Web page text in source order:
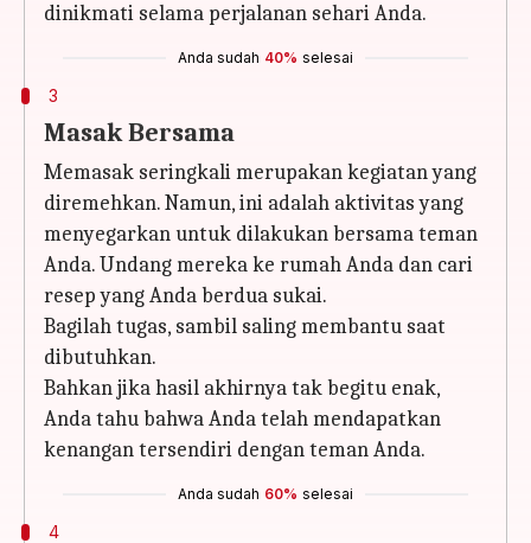
dinikmati selama perjalanan sehari Anda.
Anda sudah 40% selesai
3
Masak Bersama
Memasak seringkali merupakan kegiatan yang
diremehkan. Namun, ini adalah aktivitas yang
menyegarkan untuk dilakukan bersama teman
Anda. Undang mereka ke rumah Anda dan cari
resep yang Anda berdua sukai.
Bagilah tugas, sambil saling membantu saat
dibutuhkan.
Bahkan jika hasil akhirnya tak begitu enak,
Anda tahu bahwa Anda telah mendapatkan
kenangan tersendiri dengan teman Anda.
Anda sudah 60% selesai
4